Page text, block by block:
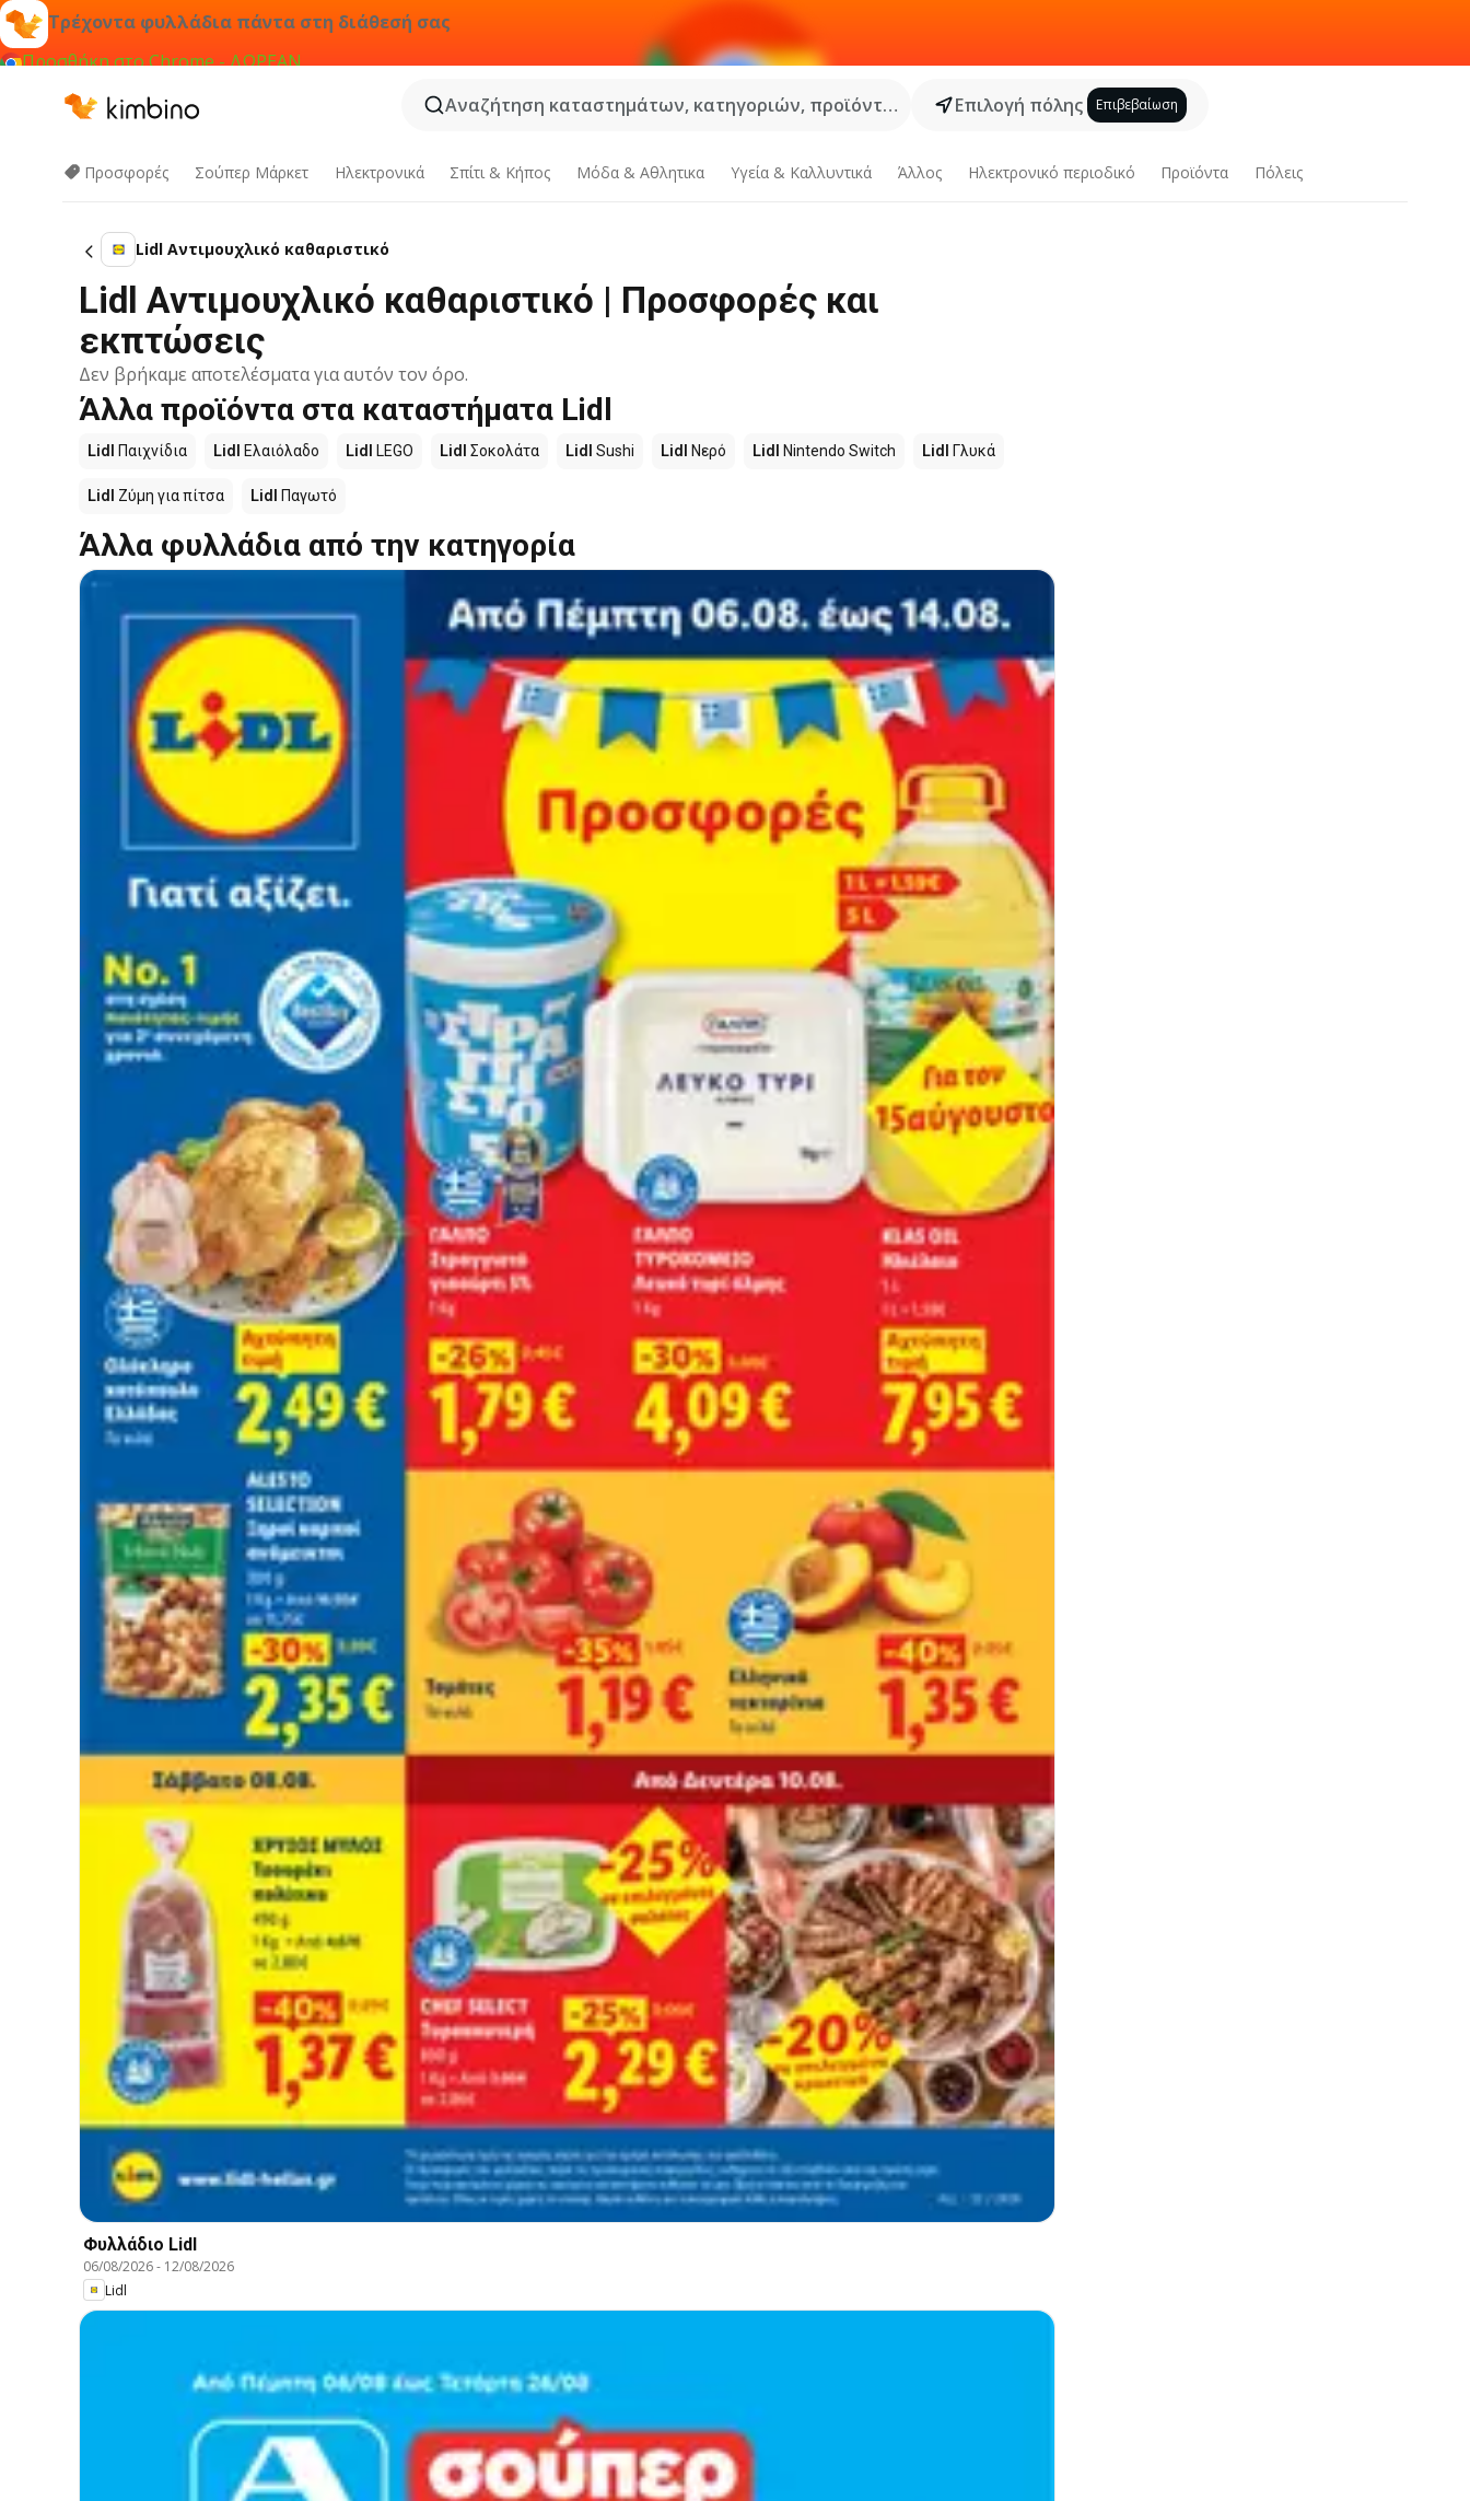
Τρέχοντα φυλλάδια πάντα στη διάθεσή σας
Προσθήκη στο Chrome - ΔΩΡΕΑΝ
Αναζήτηση καταστημάτων, κατηγοριών, προϊόντων...
Επιλογή πόλης Επιβεβαίωση
Προσφορές Σούπερ Μάρκετ Hλεκτρονικά Σπίτι & Κήπος Μόδα & Aθλητικα Υγεία & Καλλυντικά Άλλος Ηλεκτρονικό περιοδικό Προϊόντα Πόλεις
Lidl Αντιμουχλικό καθαριστικό
Lidl Αντιμουχλικό καθαριστικό | Προσφορές και
εκπτώσεις
Δεν βρήκαμε αποτελέσματα για αυτόν τον όρο.
Άλλα προϊόντα στα καταστήματα Lidl
Lidl Παιχνίδια Lidl Ελαιόλαδο Lidl LEGO Lidl Σοκολάτα Lidl Sushi Lidl Νερό Lidl Nintendo Switch Lidl Γλυκά
Lidl Ζύμη για πίτσα Lidl Παγωτό
Άλλα φυλλάδια από την κατηγορία
Φυλλάδιο Lidl
06/08/2026- 12/08/2026
Lidl